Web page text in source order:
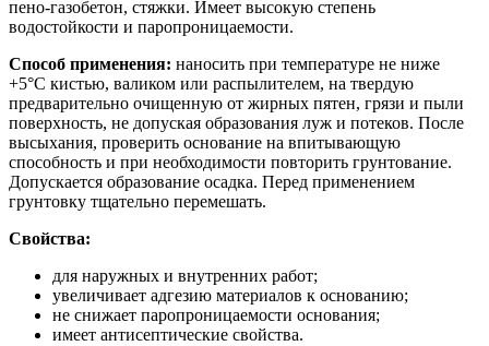
пено-газобетон, стяжки. Имеет высокую степень
водостойкости и паропроницаемости.
Способ применения: наносить при температуре не ниже
+5°С кистью, валиком или распылителем, на твердую
предварительно очищенную от жирных пятен, грязи и пыли
поверхность, не допуская образования луж и потеков. После
высыхания, проверить основание на впитывающую
способность и при необходимости повторить грунтование.
Допускается образование осадка. Перед применением
грунтовку тщательно перемешать.
Свойства:
для наружных и внутренних работ;
увеличивает адгезию материалов к основанию;
не снижает паропроницаемости основания;
имеет антисептические свойства.